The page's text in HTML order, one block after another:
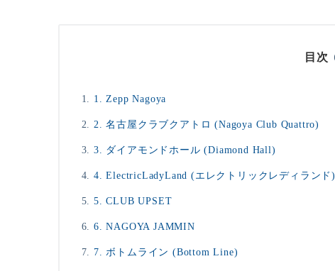
目次
1. Zepp Nagoya
2. 名古屋クラブクアトロ (Nagoya Club Quattro)
3. ダイアモンドホール (Diamond Hall)
4. ElectricLadyLand (エレクトリックレディランド)
5. CLUB UPSET
6. NAGOYA JAMMIN
7. ボトムライン (Bottom Line)